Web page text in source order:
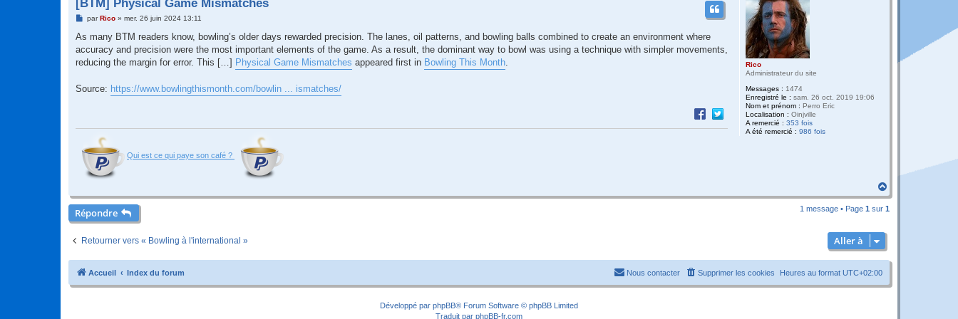
Rico
Administrateur du site
Messages : 1474
Enregistré le : sam. 26 oct. 2019 19:06
Nom et prénom : Perro Eric
Localisation : Oinjville
A remercié : 353 fois
A été remercié : 986 fois
[BTM] Physical Game Mismatches
M
s
a
g
parRico» mer. 26 juin 2024 13:11
As many BTM readers know, bowling’s older days rewarded precision. The lanes, oil patterns, and bowling balls combined to create an environment where
accuracy and precision were the most important elements of the game. As a result, the dominant way to bowl was using a technique with simpler movements,
reducing the margin for error. This […] Physical Game Mismatches appeared first in Bowling This Month
Source: https://www.bowlingthismonth.com/bowlin ... ismatches/
Qui est ce qui paye son café ?
a
Répondre 1 message • Page 1 sur 1
Retourner vers « Bowling à l'international » Aller à
Accueil Index du forum Heures au format UTC+02:00
Supprimer les cookies
Nous contacter
Développé par phpBB® Forum Software © phpBB Limited
Traduit par phpBB-fr.com